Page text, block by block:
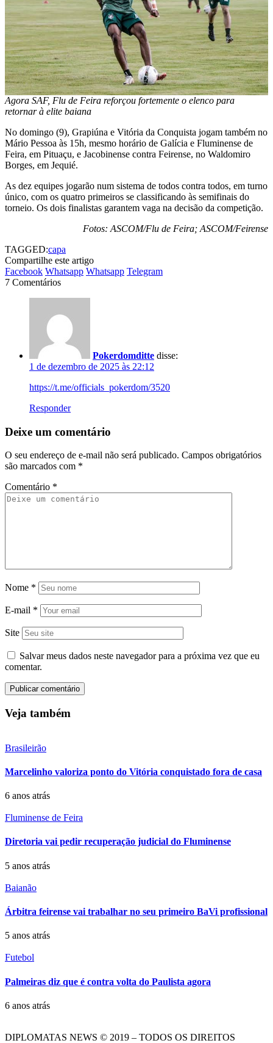
Agora SAF, Flu de Feira reforçou fortemente o elenco para
retornar à elite baiana
No domingo (9), Grapiúna e Vitória da Conquista jogam também no
Mário Pessoa às 15h, mesmo horário de Galícia e Fluminense de
Feira, em Pituaçu, e Jacobinense contra Feirense, no Waldomiro
Borges, em Jequié.
As dez equipes jogarão num sistema de todos contra todos, em turno
único, com os quatro primeiros se classificando às semifinais do
torneio. Os dois finalistas garantem vaga na decisão da competição.
Fotos: ASCOM/Flu de Feira; ASCOM/Feirense
TAGGED:capa
Compartilhe este artigo
Facebook Whatsapp Whatsapp Telegram
7 Comentários
Pokerdomditte disse:
1 de dezembro de 2025 às 22:12
https://t.me/officials_pokerdom/3520
Responder
Deixe um comentário
O seu endereço de e-mail não será publicado. Campos obrigatórios
são marcados com *
Comentário *
Nome *
E-mail *
Site
Salvar meus dados neste navegador para a próxima vez que eu
comentar.
Veja também
Brasileirão
Marcelinho valoriza ponto do Vitória conquistado fora de casa
6 anos atrás
Fluminense de Feira
Diretoria vai pedir recuperação judicial do Fluminense
5 anos atrás
Baianão
Árbitra feirense vai trabalhar no seu primeiro BaVi profissional
5 anos atrás
Futebol
Palmeiras diz que é contra volta do Paulista agora
6 anos atrás
DIPLOMATAS NEWS © 2019 – TODOS OS DIREITOS